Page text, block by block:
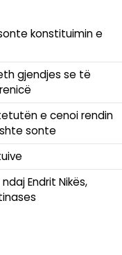
konstituimin e
gjendjes se të
e cenoi rendin
sonte
Endrit Nikës,